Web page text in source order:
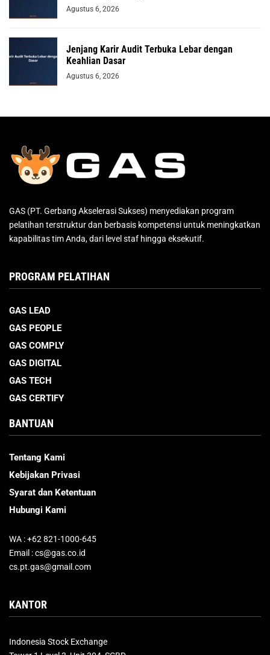
Agustus 6, 2026
Jenjang Karir Audit Terbuka Lebar dengan
Keahlian Dasar
Agustus 6, 2026
GAS (PT. Gerbang Akselerasi Sukses) menyediakan program
pelatihan terstruktur dan berbasis kompetensi untuk meningkatkan
kapabilitas tim Anda, dari level staf hingga eksekutif.
PROGRAM PELATIHAN
GAS LEAD
GAS PEOPLE
GAS COMPLY
GAS DIGITAL
GAS TECH
GAS CERTIFY
BANTUAN
Tentang Kami
Kebijakan Privasi
Syarat dan Ketentuan
Hubungi Kami
WA : +62 821-1000-645
Email : cs@gas.co.id
cs.pt.gas@gmail.com
KANTOR
Indonesia Stock Exchange